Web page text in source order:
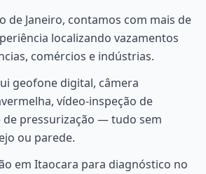
de Janeiro, contamos com mais de
localizando vazamentos
comércios e indústrias.
geofone digital, câmera
vídeo-inspeção de
de pressurização — tudo sem
ou parede.
em Itaocara para diagnóstico no